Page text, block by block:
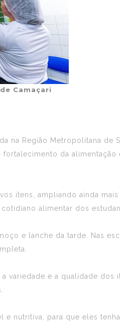
Camaçari
na Região Metropolitana de
da alimentação
itens, ampliando ainda
alimentar dos
e lanche da tarde. Nas
variedade e a qualidade dos
nutritiva, para que eles